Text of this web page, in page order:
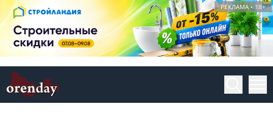
РЕКЛАМА • 18+